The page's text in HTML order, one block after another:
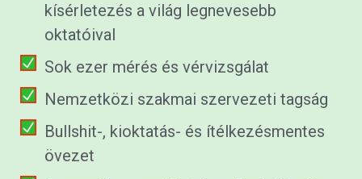
kísérletezés a világ legnevesebb
oktatóival
Sok ezer mérés és vérvizsgálat
Nemzetközi szakmai szervezeti tagság
Bullshit-, kioktatás- és ítélkezésmentes
övezet